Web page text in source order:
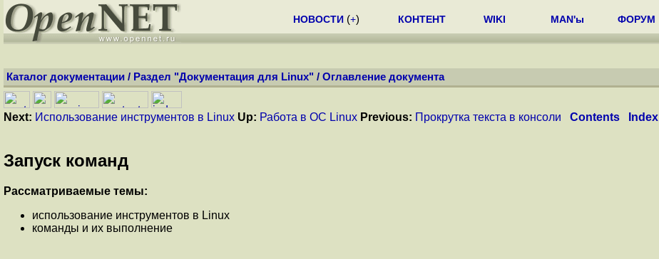
НОВОСТИ (+) КОНТЕНТ WIKI MAN'ы ФОРУМ
Каталог документации / Раздел "Документация для Linux" / Оглавление документа
Next: Использование инструментов в Linux Up: Работа в ОС Linux Previous: Прокрутка текста в консоли Contents Index
Запуск команд
Рассматриваемые темы:
использование инструментов в Linux
команды и их выполнение